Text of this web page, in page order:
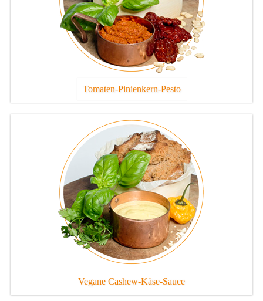
Tomaten-Pinienkern-Pesto
Vegane Cashew-Käse-Sauce